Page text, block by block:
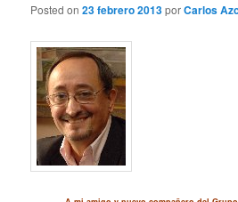
Posted on23 febrero 2013porCarlos